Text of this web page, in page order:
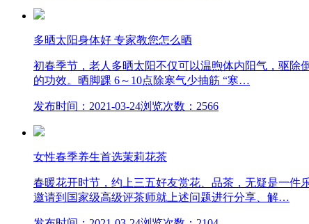
多晒太阳身体好 专家教您怎么晒
初春季节，老人多晒太阳不仅可以温煦体内阳气，驱除
的功效。晒脚踝 6～10点除寒气少抽筋 “寒…
发布时间：2021-03-24浏览次数：2566
女性春季养生首选茉莉花茶
春暖花开时节，约上三五好友赏花、品茶，无疑是一件
邀请到国家级高级评茶师就上述问题进行分享、解…